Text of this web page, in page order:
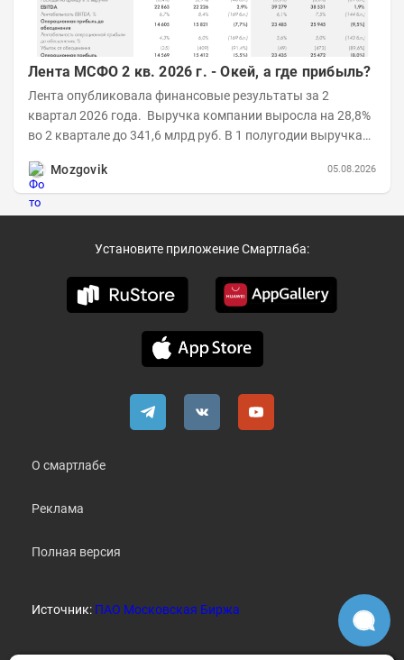
Лента МСФО 2 кв. 2026 г. - Окей, а где прибыль?
Лента опубликовала финансовые результаты за 2
квартал 2026 года. Выручка компании выросла на 28,8%
во 2 квартале до 341,6 млрд руб. В 1 полугодии выручка
Mozgovik
05.08.2026
Установите приложение Смартлаба:
О смартлабе
Реклама
Полная версия
Источник: ПАО Московская Биржа